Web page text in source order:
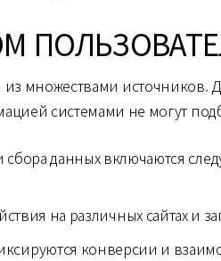
множествами
системами не могут
данных включаются
на различных сайтах и
конверсии и